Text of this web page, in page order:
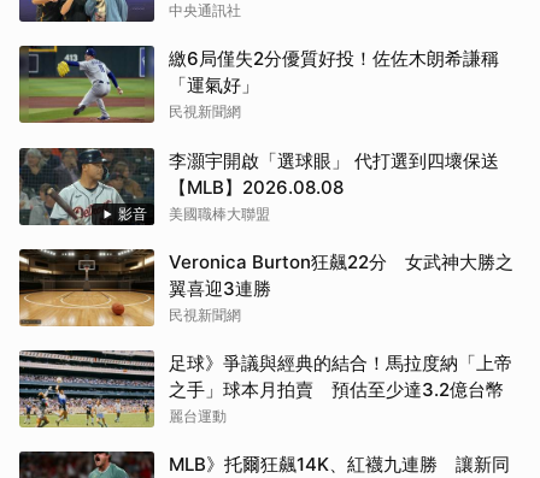
中央通訊社
繳6局僅失2分優質好投！佐佐木朗希謙稱
「運氣好」
民視新聞網
影音
李灝宇開啟「選球眼」 代打選到四壞保送
【MLB】2026.08.08
美國職棒大聯盟
Veronica Burton狂飆22分 女武神大勝之
翼喜迎3連勝
民視新聞網
足球》爭議與經典的結合！馬拉度納「上帝
之手」球本月拍賣 預估至少達3.2億台幣
麗台運動
MLB》托爾狂飆14K、紅襪九連勝 讓新同